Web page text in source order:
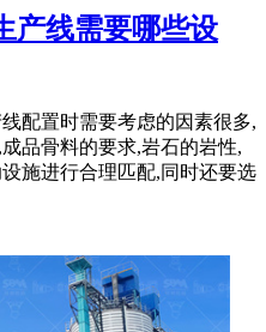
产线需要哪些设
配置时需要考虑的因素很多,
品骨料的要求,岩石的岩性,
施进行合理匹配,同时还要选